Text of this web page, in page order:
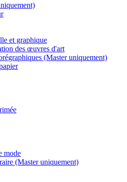
et graphique
des œuvres d'art
(Master uniquement)
mode
(Master uniquement)